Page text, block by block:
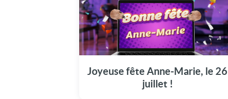
Joyeuse fête Anne-Marie, le 26
juillet !
Partagez les festivités du 26 juillet en dédiant